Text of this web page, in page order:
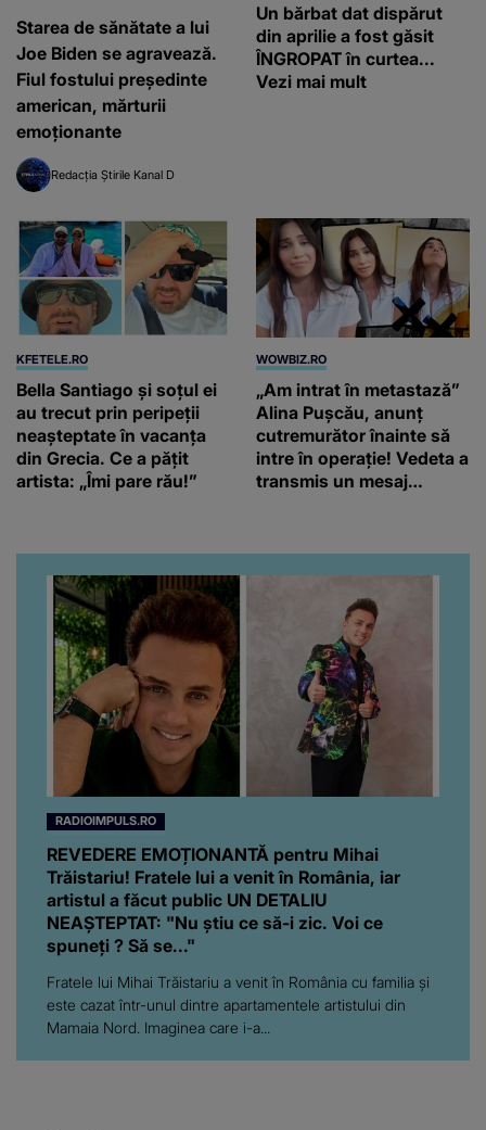
Starea de sănătate a lui
Joe Biden se agravează.
Fiul fostului președinte
american, mărturii
emoționante
Redacția Știrile Kanal D
Un bărbat dat dispărut
din aprilie a fost găsit
ÎNGROPAT în curtea...
Vezi mai mult
KFETELE.RO
Bella Santiago și soțul ei
au trecut prin peripeții
neașteptate în vacanța
din Grecia. Ce a pățit
artista: „Îmi pare rău!”
WOWBIZ.RO
„Am intrat în metastază”
Alina Pușcău, anunț
cutremurător înainte să
intre în operație! Vedeta a
transmis un mesaj
RADIOIMPULS.RO
REVEDERE EMOȚIONANTĂ pentru Mihai
Trăistariu! Fratele lui a venit în România, iar
artistul a făcut public UN DETALIU
NEAȘTEPTAT: "Nu știu ce să-i zic. Voi ce
spuneți ? Să se..."
Fratele lui Mihai Trăistariu a venit în România cu familia și
este cazat într-unul dintre apartamentele artistului din
Mamaia Nord. Imaginea care i-a...